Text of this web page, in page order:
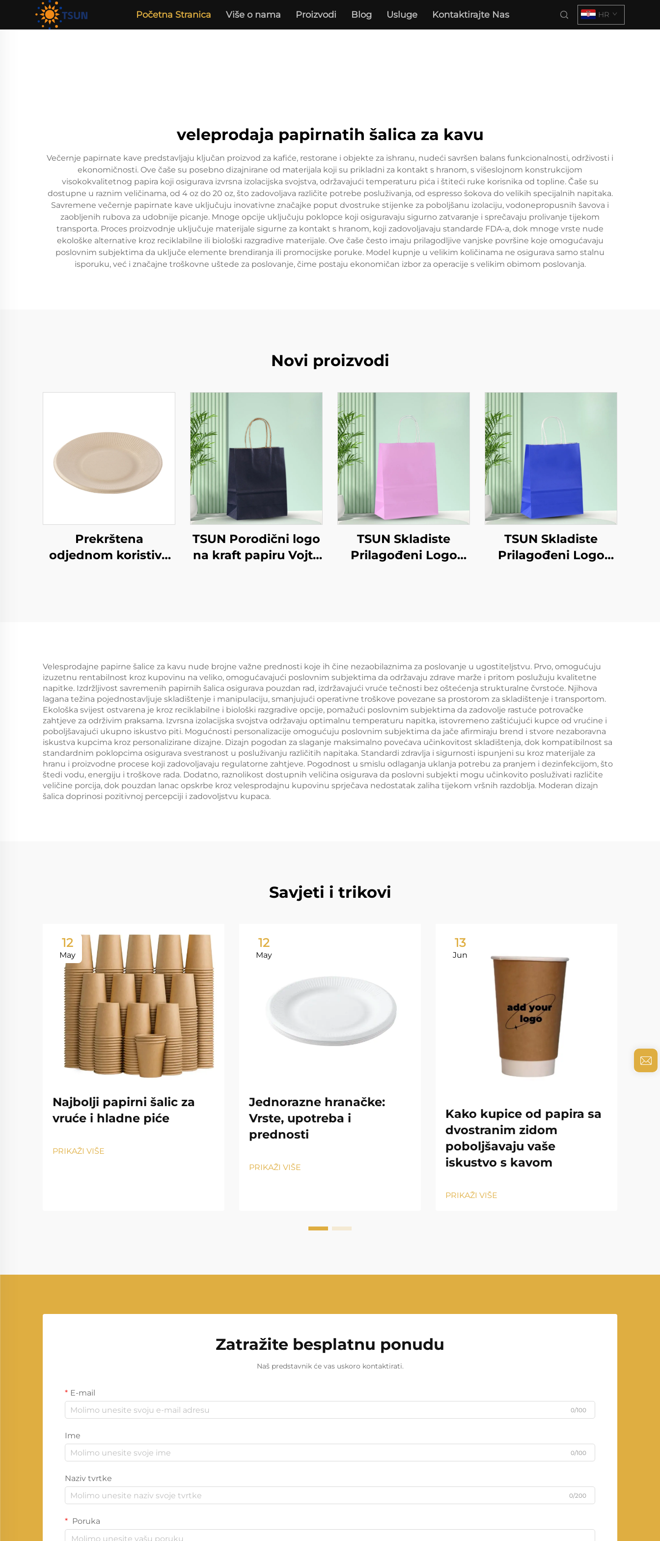
Početna Stranica Više o nama Proizvodi Blog Usluge Kontaktirajte Nas HR
veleprodaja papirnatih šalica za kavu
Večernje papirnate kave predstavljaju ključan proizvod za kafiće, restorane i objekte za ishranu, nudeći savršen balans funkcionalnosti, održivosti i
ekonomičnosti. Ove čaše su posebno dizajnirane od materijala koji su prikladni za kontakt s hranom, s višeslojnom konstrukcijom
visokokvalitetnog papira koji osigurava izvrsna izolacijska svojstva, održavajući temperaturu pića i štiteći ruke korisnika od topline. Čaše su
dostupne u raznim veličinama, od 4 oz do 20 oz, što zadovoljava različite potrebe posluživanja, od espresso šokova do velikih specijalnih napitaka.
Savremene večernje papirnate kave uključuju inovativne značajke poput dvostruke stijenke za poboljšanu izolaciju, vodonepropusnih šavova i
zaobljenih rubova za udobnije picanje. Mnoge opcije uključuju poklopce koji osiguravaju sigurno zatvaranje i sprečavaju prolivanje tijekom
transporta. Proces proizvodnje uključuje materijale sigurne za kontakt s hranom, koji zadovoljavaju standarde FDA-a, dok mnoge vrste nude
ekološke alternative kroz reciklabilne ili biološki razgradive materijale. Ove čaše često imaju prilagodljive vanjske površine koje omogućavaju
poslovnim subjektima da uključe elemente brendiranja ili promocijske poruke. Model kupnje u velikim količinama ne osigurava samo stalnu
isporuku, već i značajne troškovne uštede za poslovanje, čime postaju ekonomičan izbor za operacije s velikim obimom poslovanja.
Novi proizvodi
Prekrštena
odjednom koristiva
Catering Crafts
TSUN Porodični logo
na kraft papiru Vojta
TSUN Skladiste
Prilagođeni Logo
TSUN Skladiste
Prilagođeni Logo
Velesprodajne papirne šalice za kavu nude brojne važne prednosti koje ih čine nezaobilaznima za poslovanje u ugostiteljstvu. Prvo, omogućuju
izuzetnu rentabilnost kroz kupovinu na veliko, omogućavajući poslovnim subjektima da održavaju zdrave marže i pritom poslužuju kvalitetne
napitke. Izdržljivost savremenih papirnih šalica osigurava pouzdan rad, izdržavajući vruće tečnosti bez oštećenja strukturalne čvrstoće. Njihova
lagana težina pojednostavljuje skladištenje i manipulaciju, smanjujući operativne troškove povezane sa prostorom za skladištenje i transportom.
Ekološka svijest ostvarena je kroz reciklabilne i biološki razgradive opcije, pomažući poslovnim subjektima da zadovolje rastuće potrovačke
zahtjeve za održivim praksama. Izvrsna izolacijska svojstva održavaju optimalnu temperaturu napitka, istovremeno zaštićujući kupce od vrućine i
poboljšavajući ukupno iskustvo piti. Mogućnosti personalizacije omogućuju poslovnim subjektima da jače afirmiraju brend i stvore nezaboravna
iskustva kupcima kroz personalizirane dizajne. Dizajn pogodan za slaganje maksimalno povećava učinkovitost skladištenja, dok kompatibilnost sa
standardnim poklopcima osigurava svestranost u posluživanju različitih napitaka. Standardi zdravlja i sigurnosti ispunjeni su kroz materijale za
hranu i proizvodne procese koji zadovoljavaju regulatorne zahtjeve. Pogodnost u smislu odlaganja uklanja potrebu za pranjem i dezinfekcijom, što
štedi vodu, energiju i troškove rada. Dodatno, raznolikost dostupnih veličina osigurava da poslovni subjekti mogu učinkovito posluživati različite
veličine porcija, dok pouzdan lanac opskrbe kroz velesprodajnu kupovinu sprječava nedostatak zaliha tijekom vršnih razdoblja. Moderan dizajn
šalica doprinosi pozitivnoj percepciji i zadovoljstvu kupaca.
Savjeti i trikovi
12
May
Najbolji papirni šalic za
vruće i hladne piće
PRIKAŽI VIŠE
12
May
Jednorazne hranačke:
Vrste, upotreba i
prednosti
PRIKAŽI VIŠE
13
Jun
Kako kupice od papira sa
dvostranim zidom
poboljšavaju vaše
iskustvo s kavom
PRIKAŽI VIŠE
Zatražite besplatnu ponudu
Naš predstavnik će vas uskoro kontaktirati.
E-mail
0/100
Ime
0/100
Naziv tvrtke
0/200
Poruka